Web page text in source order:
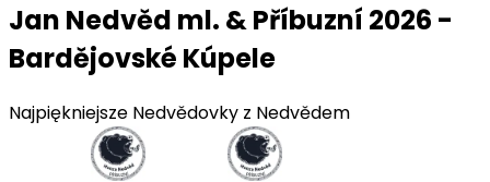
Jan Nedvěd ml. & Příbuzní 2026 -
Bardějovské Kúpele
Najpiękniejsze Nedvědovky z Nedvědem